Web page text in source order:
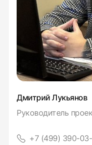
Дмитрий Лукьянов
Руководитель
+7 (499) 390-